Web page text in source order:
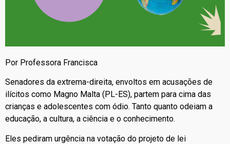
Por Professora Francisca
Senadores da extrema-direita, envoltos em acusações de
ilícitos como Magno Malta (PL-ES), partem para cima das
crianças e adolescentes com ódio. Tanto quanto odeiam a
educação, a cultura, a ciência e o conhecimento.
Eles pediram urgência na votação do projeto de lei